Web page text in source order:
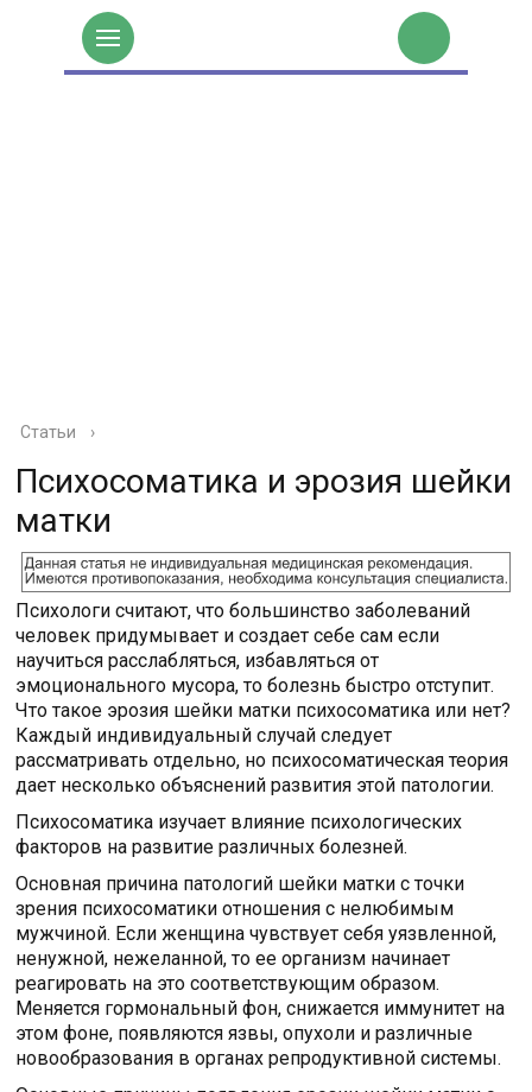
Статьи ›
Психосоматика и эрозия шейки
матки
Психологи считают, что большинство заболеваний
человек придумывает и создает себе сам если
научиться расслабляться, избавляться от
эмоционального мусора, то болезнь быстро отступит.
Что такое эрозия шейки матки психосоматика или нет?
Каждый индивидуальный случай следует
рассматривать отдельно, но психосоматическая теория
дает несколько объяснений развития этой патологии.
Психосоматика изучает влияние психологических
факторов на развитие различных болезней.
Основная причина патологий шейки матки с точки
зрения психосоматики отношения с нелюбимым
мужчиной. Если женщина чувствует себя уязвленной,
ненужной, нежеланной, то ее организм начинает
реагировать на это соответствующим образом.
Меняется гормональный фон, снижается иммунитет на
этом фоне, появляются язвы, опухоли и различные
новообразования в органах репродуктивной системы.